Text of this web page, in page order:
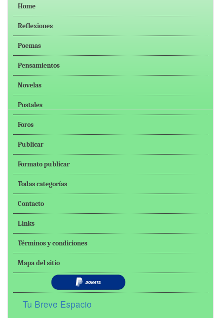
Home
Reflexiones
Poemas
Pensamientos
Novelas
Postales
Foros
Publicar
Formato publicar
Todas categorías
Contacto
Links
Términos y condiciones
Mapa del sitio
Tu Breve Espacio